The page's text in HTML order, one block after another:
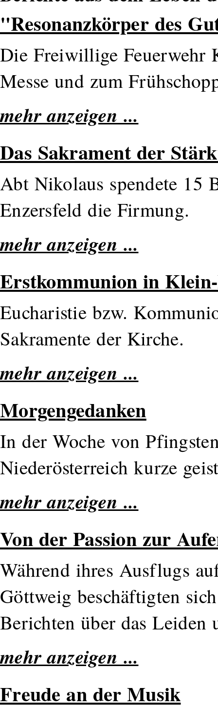
"Resonanzkörper des
Die Freiwillige Feuerwehr
Messe und zum
mehr anzeigen ...
Das Sakrament der
Abt Nikolaus spendete 15
Enzersfeld die Firmung.
mehr anzeigen ...
Erstkommunion in
Eucharistie bzw.
Sakramente der Kirche.
mehr anzeigen ...
Morgengedanken
In der Woche von
Niederösterreich kurze
mehr anzeigen ...
Von der Passion zur
Während ihres Ausflugs
Göttweig beschäftigten
Berichten über das Leiden
mehr anzeigen ...
Freude an der Musik